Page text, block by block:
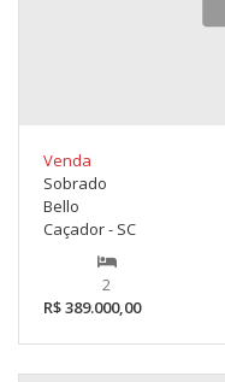
Venda
Sobrado
Bello
Caçador - SC
2
R$ 389.000,00